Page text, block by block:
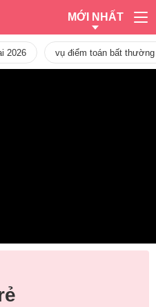
MỚI NHẤT
2026 vụ điểm toán bất